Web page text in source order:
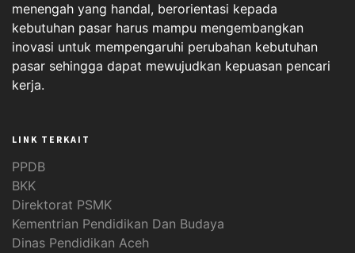
menengah yang handal, berorientasi kepada
kebutuhan pasar harus mampu mengembangkan
inovasi untuk mempengaruhi perubahan kebutuhan
pasar sehingga dapat mewujudkan kepuasan pencari
kerja.
LINK TERKAIT
PPDB
BKK
Direktorat PSMK
Kementrian Pendidikan Dan Budaya
Dinas Pendidikan Aceh